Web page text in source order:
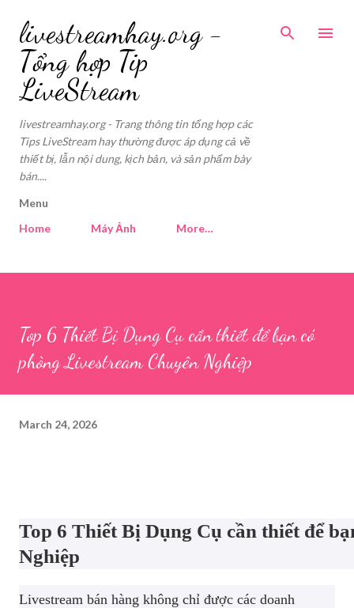
livestreamhay.org -
Tổng hợp Tip
LiveStream
livestreamhay.org - Trang thông tin tổng hợp các
Tips LiveStream hay thường được áp dụng cả về
thiết bị, lẫn nội dung, kịch bản, và sản phẩm bày
bán....
Menu
Home
Máy Ảnh More…
Top 6 Thiết Bị Dụng Cụ cần thiết để bạn có
phòng Livestream Chuyên Nghiệp
March 24, 2026
Top 6 Thiết Bị Dụng Cụ cần thiết để
Nghiệp
Livestream bán hàng không chỉ được các doanh